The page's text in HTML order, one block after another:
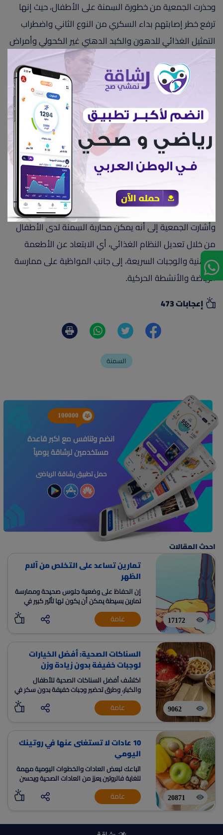
وحذرت الجمعية من خطورة السِمنة على الأطفال، حيث إنها
ترفع خطر إصابتهم بداء السكري من النوع الثاني واضطراب
التمثيل الغذائي للدهون والكبد الدهني غير الكحولي وأمراض
القلب والأوعية الدموية، بالإضافة إلى التأثير السلبي على
الحالة النفسية والثقة بالنفس.
ولتشخيص السِمنة لدى الطفل، يتم احتساب مؤشر كتلة
الجسم (Body Mass Index) المعروف اختصاراً بـ (BMI)، أي
تقدير نسبة الدهون في الجسم من خلال تحديد وزن الجسم
بالنسبة لحجم الجسم، مع مراعاة العمر والجنس.
وأشارت الجمعية إلى أنه يمكن محاربة السِمنة لدى الأطفال
من خلال تعديل النظام الغذائي، أي الابتعاد عن الأطعمة
الدهنية والوجبات السريعة، إلى جانب المواظبة على ممارسة
الرياضة والأنشطة الحركية.
إعجابات 473
السمنة
100000
انضم وتنافس مع اكبر قاعدة
مستخدمين لرشاقة يومياً
حمل تطبيق رشاقة الرياضى
احدث المقالات
17172
تمارين تساعد على التخلص من آلام
الظهر
إن الحفاظ على وضعية جلوس صحيحة وممارسة
تمارين بسيطة يمكن أن يكون لها تأثير كبير في
تقليل هذه الآلام والوقاية منها
عامة
9062
السناكات الصحية: أفضل الخيارات
لوجبات خفيفة بدون زيادة وزن
اكتشف أفضل السناكات الصحية للأطفال
والكبار، وطرق تحضير وجبات خفيفة بدون سكر في
المنزل أو من السوبر ماركت، لدعم الشبع
والطاقة ونمط الحياة المتوازن.
عامة
20871
10 عادات لا تستغنى عنها في روتينك
اليومي
اتباعك لبعض العادات والخطوات اليومية مهمة
للغاية فالروتين يعزز من العادات الصحية ويحسن
من الصحة العقلية ويعزز الطاقة الذهنية والسر
وراء الصحة الجسدية والنفسية
عامة